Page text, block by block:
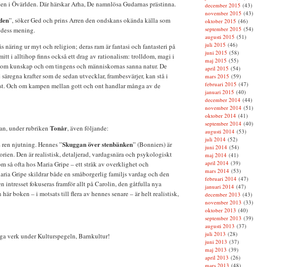
i Övärlden. Där härskar Arha, De namnlösa Gudarnas prästinna.
”, söker Ged och prins Arren den ondskans okända källa som
mening.
näring ur myt och religion; deras ram är fantasi och fantasteri på
i alltihop finns också ett drag av rationalism: trolldom, magi i
kunskap och om tingens och människornas sanna natur. De
krafter som de sedan utvecklar, frambesvärjer, kan stå i
Och om kampen mellan gott och ont handlar många av de
under rubriken Tonår, även följande:
njutning. Hennes ”Skuggan över stenbänken” (Bonniers) är
Den är realistisk, detaljerad, vardagsnära och psykologiskt
så ofta hos Maria Gripe – ett stråk av overklighet och
Gripe skildrar både en småborgerlig familjs vardag och den
intresset fokuseras framför allt på Carolin, den gåtfulla nya
boken – i motsats till flera av hennes senare – är helt realistisk,
verk under Kulturspegeln, Barnkultur!
december 2015 (43)
november 2015 (43)
oktober 2015 (46)
september 2015 (54)
augusti 2015 (51)
juli 2015 (46)
juni 2015 (58)
maj 2015 (55)
april 2015 (54)
mars 2015 (59)
februari 2015 (47)
januari 2015 (40)
december 2014(44)
november 2014(51)
oktober 2014(41)
september 2014(40)
augusti 2014(53)
juli 2014(52)
juni 2014(54)
maj 2014(41)
april 2014(39)
mars 2014(53)
februari 2014(47)
januari 2014(47)
december 2013 (43)
november 2013 (33)
oktober 2013 (40)
september 2013 (39)
augusti 2013 (37)
juli 2013 (28)
juni 2013 (37)
maj 2013 (39)
april 2013 (26)
mars 2013 (48)